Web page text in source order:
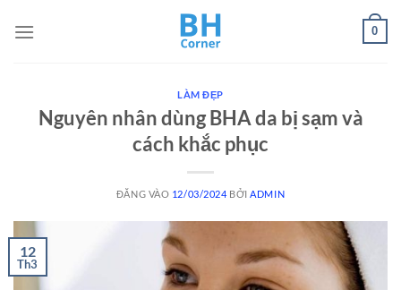
qua
0
LÀM ĐẸP
Nguyên nhân dùng BHA da bị sạm và
cách khắc phục
ĐĂNG VÀO 12/03/2024 BỞI ADMIN
12
Th3